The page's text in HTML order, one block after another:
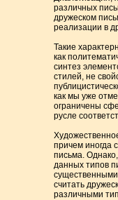
различных
дружеском
реализации в
Такие
как
синтез
стилей, не
как мы уже
ограничены
русле
причем иногда
письма.
данных типов
считать
различными